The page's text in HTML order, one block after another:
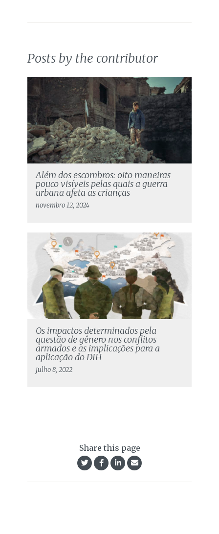
Posts by the contributor
Além dos escombros: oito maneiras
pouco visíveis pelas quais a guerra
urbana afeta as crianças
novembro 12, 2024
Os impactos determinados pela
questão de gênero nos conflitos
armados e as implicações para a
aplicação do DIH
julho 8, 2022
Share this page